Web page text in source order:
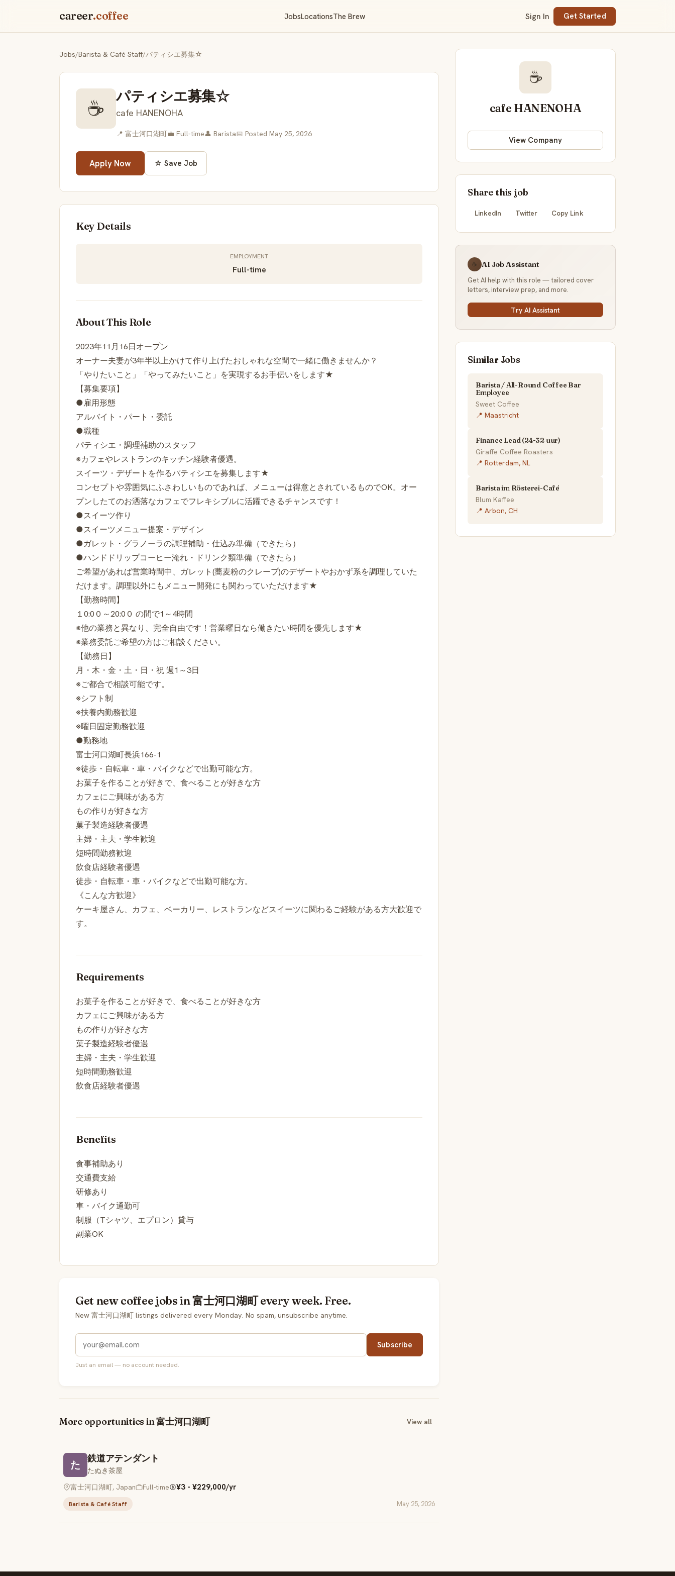
career.coffee JobsLocationsThe Brew Sign In Get Started
Jobs/Barista & Café Staff/パティシエ募集☆
☕ パティシエ募集☆
cafe HANENOHA
📍 富士河口湖町💼 Full-time👤 Barista📅 Posted May 25, 2026
Apply Now ☆ Save Job
Key Details
EMPLOYMENT
Full-time
About This Role
2023年11月16日オープン
オーナー夫妻が3年半以上かけて作り上げたおしゃれな空間で一緒に働きませんか？
「やりたいこと」「やってみたいこと」を実現するお手伝いをします★
【募集要項】
●雇用形態
アルバイト・パート・委託
●職種
パティシエ・調理補助のスタッフ
※カフェやレストランのキッチン経験者優遇。
スイーツ・デザートを作るパティシエを募集します★
コンセプトや雰囲気にふさわしいものであれば、メニューは得意とされているものでOK。オー
プンしたてのお洒落なカフェでフレキシブルに活躍できるチャンスです！
●スイーツ作り
●スイーツメニュー提案・デザイン
●ガレット・グラノーラの調理補助・仕込み準備（できたら）
●ハンドドリップコーヒー淹れ・ドリンク類準備（できたら）
ご希望があれば営業時間中、ガレット(蕎麦粉のクレープ)のデザートやおかず系を調理していた
だけます。調理以外にもメニュー開発にも関わっていただけます★
【勤務時間】
１0:0０～20:0０ の間で1～4時間
※他の業務と異なり、完全自由です！営業曜日なら働きたい時間を優先します★
※業務委託ご希望の方はご相談ください。
【勤務日】
月・木・金・土・日・祝 週1～3日
※ご都合で相談可能です。
※シフト制
※扶養内勤務歓迎
※曜日固定勤務歓迎
●勤務地
富士河口湖町長浜166-1
※徒歩・自転車・車・バイクなどで出勤可能な方。
お菓子を作ることが好きで、食べることが好きな方
カフェにご興味がある方
もの作りが好きな方
菓子製造経験者優遇
主婦・主夫・学生歓迎
短時間勤務歓迎
飲食店経験者優遇
徒歩・自転車・車・バイクなどで出勤可能な方。
《こんな方歓迎》
ケーキ屋さん、カフェ、ベーカリー、レストランなどスイーツに関わるご経験がある方大歓迎で
す。
Requirements
お菓子を作ることが好きで、食べることが好きな方
カフェにご興味がある方
もの作りが好きな方
菓子製造経験者優遇
主婦・主夫・学生歓迎
短時間勤務歓迎
飲食店経験者優遇
Benefits
食事補助あり
交通費支給
研修あり
車・バイク通勤可
制服（Tシャツ、エプロン）貸与
副業OK
Get new coffee jobs in 富士河口湖町 every week. Free.
New 富士河口湖町 listings delivered every Monday. No spam, unsubscribe anytime.
Subscribe
Just an email — no account needed.
More opportunities in 富士河口湖町 View all
た
鉄道アテンダント
たぬき茶屋
富士河口湖町, Japan
Full-time ¥3 - ¥229,000/yr
Barista & Café Staff May 25, 2026
☕
cafe HANENOHA
View Company
Share this job
LinkedIn Twitter Copy Link
☕ AI Job Assistant
Get AI help with this role — tailored cover
letters, interview prep, and more.
Try AI Assistant
Similar Jobs
Barista / All-Round Coffee Bar
Employee
Sweet Coffee
📍 Maastricht
Finance Lead (24-32 uur)
Giraffe Coffee Roasters
📍 Rotterdam, NL
Barista im Rösterei-Café
Blum Kaffee
📍 Arbon, CH